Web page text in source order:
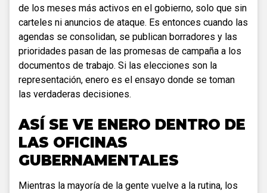
de los meses más activos en el gobierno, solo que sin
carteles ni anuncios de ataque. Es entonces cuando las
agendas se consolidan, se publican borradores y las
prioridades pasan de las promesas de campaña a los
documentos de trabajo. Si las elecciones son la
representación, enero es el ensayo donde se toman
las verdaderas decisiones.
ASÍ SE VE ENERO DENTRO DE
LAS OFICINAS
GUBERNAMENTALES
Mientras la mayoría de la gente vuelve a la rutina, los